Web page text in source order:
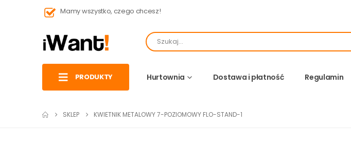
Mamy wszystko, czego chcesz!
PRODUKTY Hurtownia Dostawa i płatność Regulamin
SKLEP KWIETNIK METALOWY 7-POZIOMOWY FLO-STAND-1